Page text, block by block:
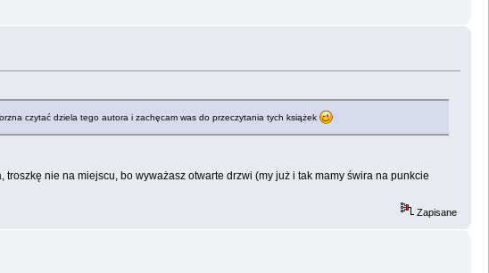
czytać dziela tego autora i zachęcam was do przeczytania tych książek
nie na miejscu, bo wyważasz otwarte drzwi (my już i tak mamy świra na punkcie
Zapisane